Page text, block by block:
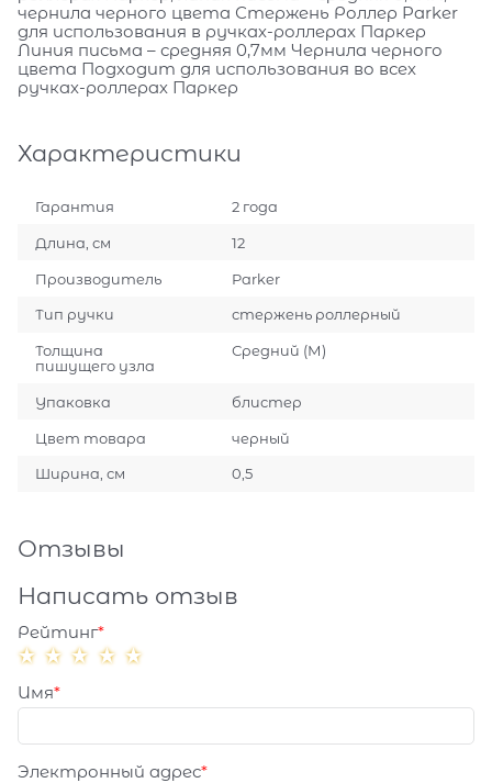
чернила черного цвета Стержень Роллер Parker
для использования в ручках-роллерах Паркер
Линия письма – средняя 0,7мм Чернила черного
цвета Подходит для использования во всех
ручках-роллерах Паркер
Характеристики
Гарантия 2 года
Длина, см 12
Производитель Parker
Тип ручки стержень роллерный
Толщина
пишущего узла
Средний (М)
Упаковка блистер
Цвет товара черный
Ширина, см 0,5
Отзывы
Написать отзыв
Рейтинг
Имя
Электронный адрес